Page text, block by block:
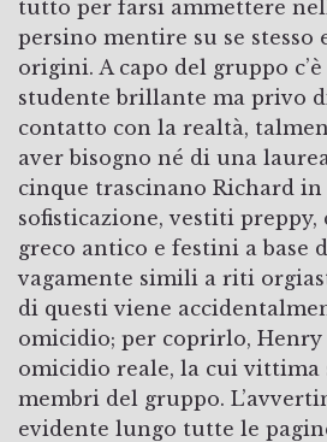
tutto per farsi ammettere
persino mentire su se stesso
origini. A capo del gruppo
studente brillante ma privo
contatto con la realtà,
aver bisogno né di una
cinque trascinano Richard
sofisticazione, vestiti
greco antico e festini a base
vagamente simili a riti
di questi viene
omicidio; per coprirlo,
omicidio reale, la cui vittima
membri del gruppo.
evidente lungo tutte le